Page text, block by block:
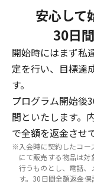
安心して
30日
開始時にはまず私
定を行い、目標達
す。
プログラム開始後
間といたします。
で全額を返金させ
※入会時に契約したコー
にて販売する物品は
行うものとし、電話、
す。30日間全額返金保